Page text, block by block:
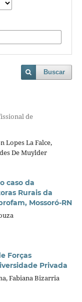
Buscar
de
Lopes La Falce,
De Muylder
caso da
Rurais da
Mossoró-RN
Forças
Privada
Fabiana Bizarria